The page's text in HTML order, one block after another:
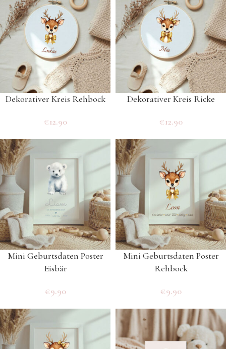
Dekorativer Kreis Rehbock
€12.90
Dekorativer Kreis Ricke
€12.90
Mini Geburtsdaten Poster
Eisbär
€9.90
Mini Geburtsdaten Poster
Rehbock
€9.90